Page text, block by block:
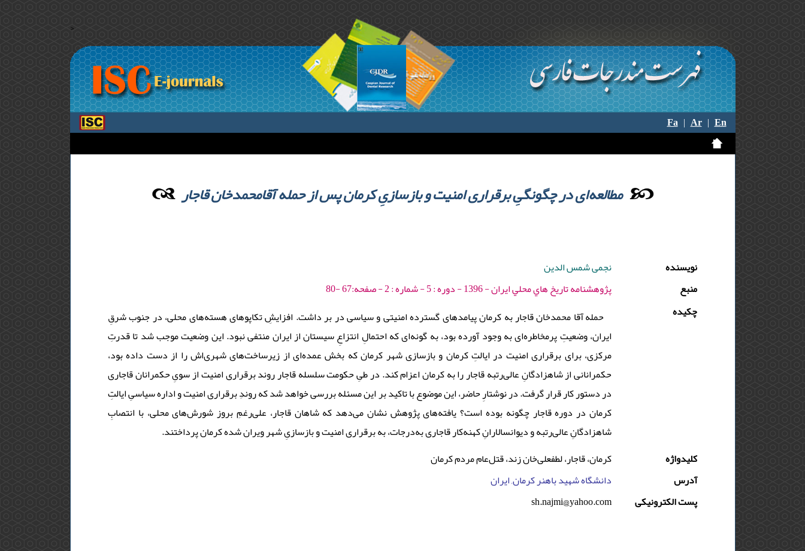
>
Fa|Ar|En
مطالعه‌ای در چگونگیِ برقراری امنیت و بازسازیِ کرمان پس از حمله آقامحمدخان قاجار
نویسنده
نجمی شمس الدین
منبع
پژوهشنامه تاريخ هاي محلي ايران - 1396 - دوره : 5 - شماره : 2 - صفحه:67 -80
چکیده
حمله آقا محمدخان قاجار به کرمان پیامدهای گسترده امنیتی و سیاسی در بر داشت. افزایشِ تکاپوهای هسته‌های محلی، در جنوب شرقِ
ایران، وضعیتِ پرمخاطره‌ای به وجود آورده بود، به گونه‌ای که احتمالِ انتزاعِ سیستان از ایران منتفی نبود. این وضعیت موجب شد تا قدرتِ
مرکزی، برای برقراری امنیت در ایالتِ کرمان و بازسازی شهر کرمان که بخش عمده‌ای از زیرساخت‌های شهری‌اش را از دست داده بود،
حکمرانانی از شاهزادگانِ عالی‌رتبه قاجار را به کرمان اعزام کند. در طیِ حکومت سلسله قاجار روند برقراری امنیت از سویِ حکمرانان قاجاری
در دستور کار قرار گرفت. در نوشتارِ حاضر، این موضوع با تاکید بر این مسئله بررسی خواهد شد که روندِ برقراری امنیت و اداره سیاسیِ ایالتِ
کرمان در دوره قاجار چگونه بوده است؟ یافته‌های پژوهش نشان می‌دهد که شاهان قاجار، علی‌رغمِ بروز شورش‌های محلی، با انتصابِ
شاهزادگانِ عالی‌رتبه و دیوانسالارانِ کهنه‌کار قاجاری به‌درجات، به برقراری امنیت و بازسازیِ شهر ویران شده کرمان پرداختند.
کلیدواژه
کرمان، قاجار، لطفعلی‌خان زند، قتل‌عام مردم کرمان
آدرس
دانشگاه شهید باهنر کرمان, ایران
پست الکترونیکی
sh.najmi@yahoo.com